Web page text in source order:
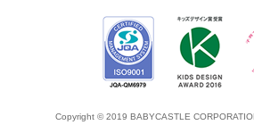
Copyright © 2019 BABYCASTLE